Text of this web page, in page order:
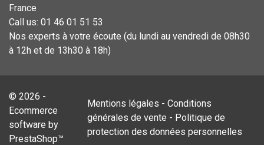
France
Call us: 01 46 01 51 53
Nos experts à votre écoute (du lundi au vendredi de 08h30
à 12h et de 13h30 à 18h)
© 2026 -
Ecommerce
software by
PrestaShop™
Mentions légales -Conditions
générales de vente - Politique de
protection des données personnelles